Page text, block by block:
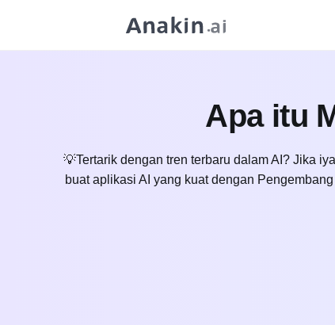
Apa itu
💡Tertarik dengan tren terbaru dalam AI? Jika
buat aplikasi AI yang kuat dengan